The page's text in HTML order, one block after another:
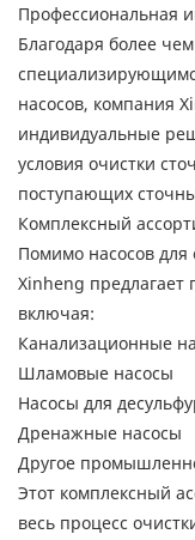
Профессиональная
Благодаря более
насосов, компания
индивидуальные
условия очистки
поступающих
Комплексный
Помимо насосов для
Xinheng
включая:
Канализационные
Шламовые насосы
Насосы для
Дренажные насосы
Другое
Этот комплексный
весь процесс